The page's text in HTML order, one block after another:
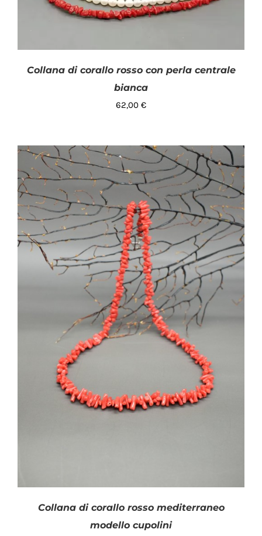
AGGIUNGI AL CARRELLO / DETTAGLI
Collana di corallo rosso con perla centrale
bianca
62,00 €
Collana di corallo rosso mediterraneo
modello cupolini